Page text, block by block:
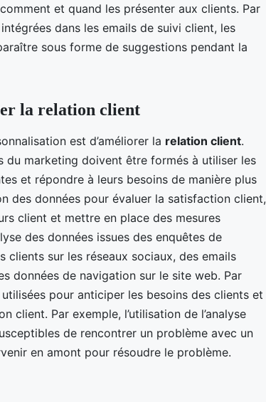
et quand les présenter aux clients. Par
dans les emails de suivi client, les
sous forme de suggestions pendant la
la relation client
est d’améliorer la relation client.
marketing doivent être formés à utiliser les
et répondre à leurs besoins de manière plus
des données pour évaluer la satisfaction client,
client et mettre en place des mesures
des données issues des enquêtes de
clients sur les réseaux sociaux, des emails
données de navigation sur le site web. Par
pour anticiper les besoins des clients et
client. Par exemple, l’utilisation de l’analyse
de rencontrer un problème avec un
en amont pour résoudre le problème.